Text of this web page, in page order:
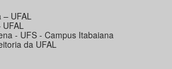
– UFAL
- UFS - Campus Itabaiana
da UFAL